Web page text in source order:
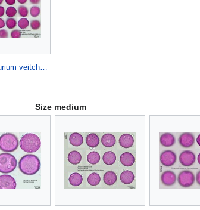
Size medium